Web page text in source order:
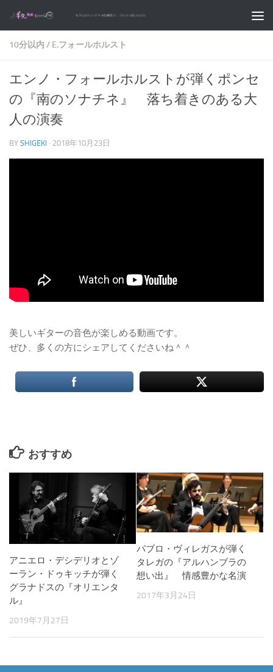
コンテンツへスキップ
10分以内 / E.フォールホルスト
エンノ・フォールホルストが弾くポンセ
の『南のソナチネ』 落ち着きのある大
人の演奏
BY SHIGEKI · 2018年10月23日
美しいギターの音色が楽しめる動画です。
ぜひ、多くの方にシェアしてくださいね＾＾
おすすめ
アニエロ・デシデリオとゾ
ーラン・ドゥキッチが弾く
グラナドスの『オリエンタ
ル』
2019年7月27日
パブロ・ヴィレガスが弾く
タレガの『アルハンブラの
想い出』 情感豊かな名演
2017年3月24日